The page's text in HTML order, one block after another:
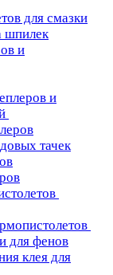
для смазки
шпилек
и
и
тачек
для фенов
клея для